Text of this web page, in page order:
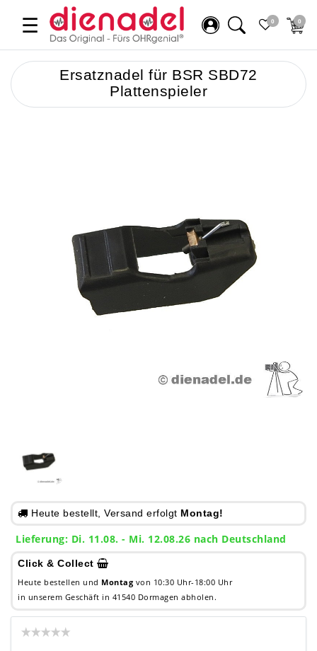
☰ 0 0
Ersatznadel für BSR SBD72
Plattenspieler
Heute bestellt, Versand erfolgt Montag!
Lieferung: Di. 11.08. - Mi. 12.08.26 nach Deutschland
Click & Collect
Heute bestellen und Montag von 10:30 Uhr-18:00 Uhr
in unserem Geschäft in 41540 Dormagen abholen.